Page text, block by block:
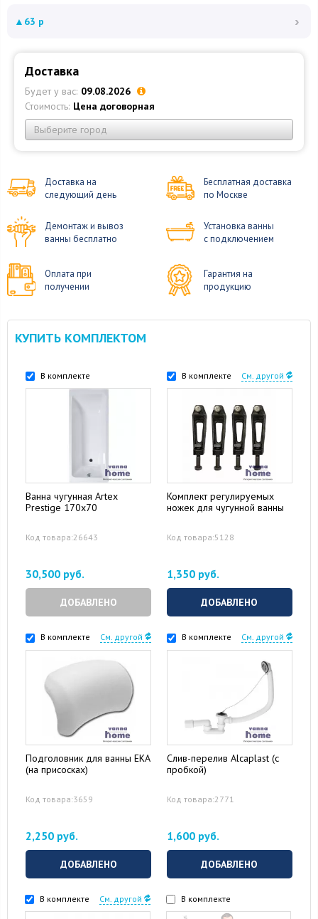
▲ 63 р ›
Доставка
Будет у вас: 09.08.2026
Стоимость: Цена договорная
Выберите город
Доставка на
следующий день
Бесплатная доставка
по Москве
Демонтаж и вывоз
ванны бесплатно
Установка ванны
с подключением
Оплата при
получении
Гарантия на
продукцию
КУПИТЬ КОМПЛЕКТОМ
В комплекте
Ванна чугунная Artex
Prestige 170x70
Код товара:26643
30,500 руб.
ДОБАВЛЕНО
В комплекте См. другой
Комплект регулируемых
ножек для чугунной ванны
Код товара:5128
1,350 руб.
ДОБАВЛЕНО
В комплекте См. другой
Подголовник для ванны EKA
(на присосках)
Код товара:3659
2,250 руб.
ДОБАВЛЕНО
В комплекте См. другой
Слив-перелив Alcaplast (с
пробкой)
Код товара:2771
1,600 руб.
ДОБАВЛЕНО
В комплекте См. другой В комплекте